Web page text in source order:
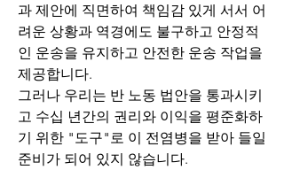
과 제안에 직면하여 책임감 있게 서서 어
려운 상황과 역경에도 불구하고 안정적
인 운송을 유지하고 안전한 운송 작업을
제공합니다.
그러나 우리는 반 노동 법안을 통과시키
고 수십 년간의 권리와 이익을 평준화하
기 위한 "도구"로 이 전염병을 받아 들일
준비가 되어 있지 않습니다.